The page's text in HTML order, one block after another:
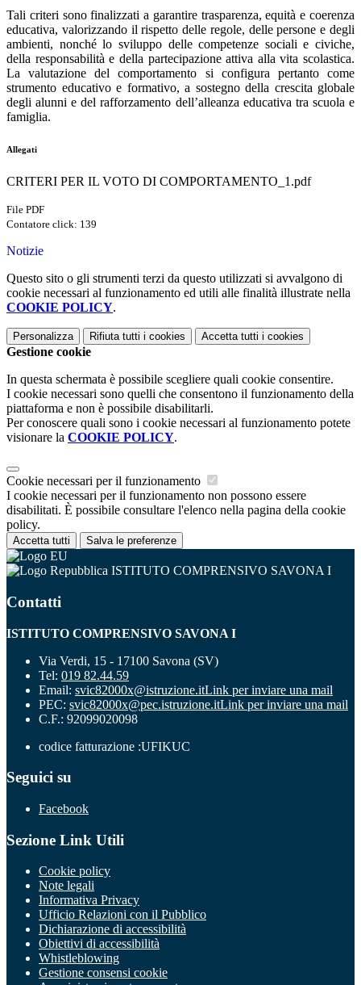
Tali criteri sono finalizzati a garantire trasparenza, equità e coerenza
educativa, valorizzando il rispetto delle regole, delle persone e degli
ambienti, nonché lo sviluppo delle competenze sociali e civiche,
della responsabilità e della partecipazione attiva alla vita scolastica.
La valutazione del comportamento si configura pertanto come
strumento educativo e formativo, a sostegno della crescita globale
degli alunni e del rafforzamento dell’alleanza educativa tra scuola e
famiglia.
Allegati
CRITERI PER IL VOTO DI COMPORTAMENTO_1.pdf
File PDF
Contatore click: 139
Notizie
Questo sito o gli strumenti terzi da questo utilizzati si avvalgono di
cookie necessari al funzionamento ed utili alle finalità illustrate nella
COOKIE POLICY.
Personalizza Rifiuta tutti i cookies Accetta tutti i cookies
Gestione cookie
In questa schermata è possibile scegliere quali cookie consentire.
I cookie necessari sono quelli che consentono il funzionamento della
piattaforma e non è possibile disabilitarli.
Per conoscere quali sono i cookie necessari al funzionamento potete
visionare la COOKIE POLICY.
Cookie necessari per il funzionamento
I cookie necessari per il funzionamento non possono essere
disabilitati. È possibile consultare l'elenco nella pagina della cookie
policy.
Accetta tutti Salva le preferenze
ISTITUTO COMPRENSIVO SAVONA I
Contatti
ISTITUTO COMPRENSIVO SAVONA I
Via Verdi, 15 - 17100 Savona (SV)
Tel: 019 82.44.59
Email: svic82000x@istruzione.itLink per inviare una mail
PEC: svic82000x@pec.istruzione.itLink per inviare una mail
C.F.: 92099020098
codice fatturazione :UFIKUC
Seguici su
Facebook
Sezione Link Utili
Cookie policy
Note legali
Informativa Privacy
Ufficio Relazioni con il Pubblico
Dichiarazione di accessibilità
Obiettivi di accessibilità
Whistleblowing
Gestione consensi cookie